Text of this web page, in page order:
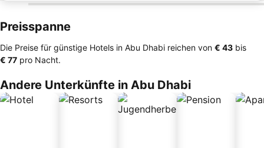
Preisspanne
Die Preise für günstige Hotels in Abu Dhabi reichen von ‎€ 43 bis
‎€ 77 pro Nacht.
Andere Unterkünfte in Abu Dhabi